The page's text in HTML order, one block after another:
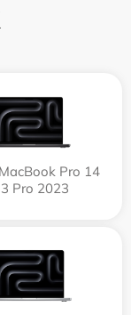
Pro 14
Pro 2023